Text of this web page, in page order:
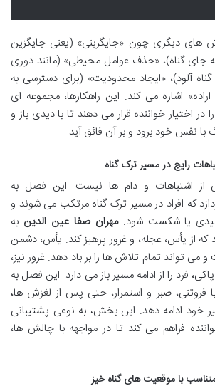
های دیگری چون «جایگزینی» (یعنی جایگزین
گناه)، «حذف عوامل محیطی» (مانند دوری
آلود)، «ایجاد محدودیت» (برای دسترسی به
اشاره می کند. این راهکارها، مجموعه ای
در اختیار خواننده قرار می دهند تا با دیدی باز و
با نفس خود برود و بر آن فائق آید.
رایج در مسیر ترک گناه
از اشتباهات و دام ها نیست. این فصل به
که افراد در مسیر ترک گناه مرتکب می شوند و
یا شکست شود.مهران صفا عین الدین به
از یأس، عجله، و غرور پرهیز کند. یأس، دشمن
تواند تمام تلاش ها را بر باد دهد. غرور نیز،
فرد را از ادامه مسیر باز می دارد. این فصل به
فروتنی، صبر و استمرار، حتی پس از لغزش ها،
خود ادامه دهد. این بخش، به نوعی پشتیبانی
فراهم می کند تا در مواجهه با چالش ها،
با موقعیت های گناه خیز